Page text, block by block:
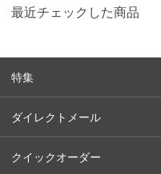
最近チェックした商品
特集
ダイレクトメール
クイックオーダー